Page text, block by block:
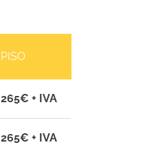
PISO
265€ + IVA
265€ + IVA